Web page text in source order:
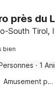
près du
South Tirol,
bien
· 1
Amusement pour les enfants